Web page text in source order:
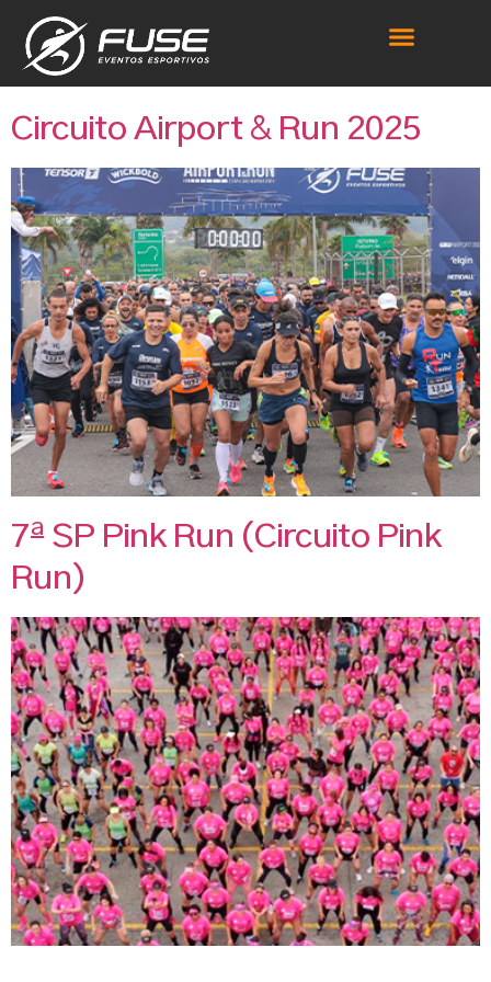
Tipo de Evento:
Caminhada
Circuito Airport & Run 2025
7ª SP Pink Run (Circuito Pink
Run)